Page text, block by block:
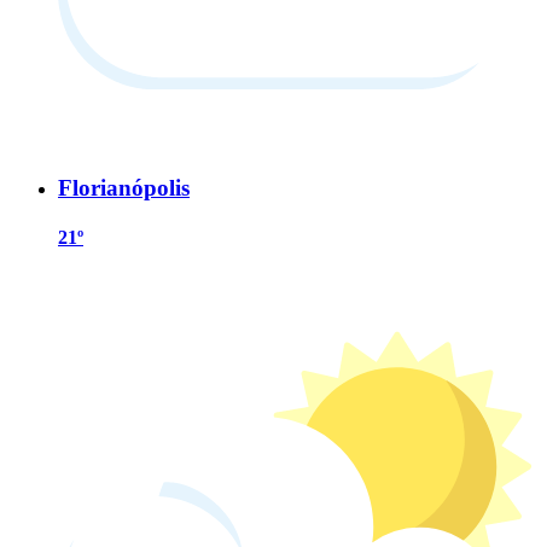
Florianópolis
21º